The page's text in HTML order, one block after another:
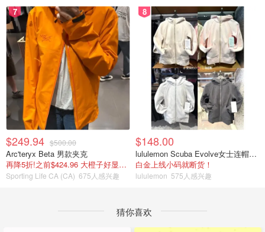
7
$249.94 $500.00
Arc'teryx Beta 男款夹克
再降5折!之前$424.96 大橙子好显白 蹲补
Sporting Life CA (CA) 675人感兴趣
8
$148.00
lululemon Scuba Evolve女士连帽卫衣 全拉链
白金上线小码就断货！
lululemon 575人感兴趣
猜你喜欢